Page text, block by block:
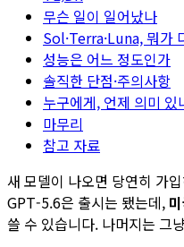
무슨 일이 일어났나
Sol·Terra·Luna, 뭐가
성능은 어느 정도인가
솔직한 단점·주의사항
누구에게, 언제 의미 있
마무리
참고 자료
새 모델이 나오면 당연히 가
GPT-5.6은 출시는 됐는데,
쓸 수 있습니다. 나머지는 그